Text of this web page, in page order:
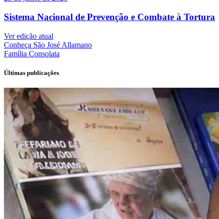
Sistema Nacional de Prevenção e Combate à Tortura
Ver edição atual
Conheça São José Allamano
Família Consolata
Últimas publicações